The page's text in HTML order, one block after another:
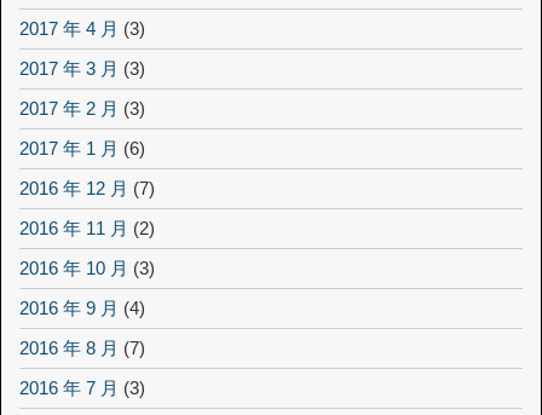
2017 年 4 月 (3)
2017 年 3 月 (3)
2017 年 2 月 (3)
2017 年 1 月 (6)
2016 年 12 月 (7)
2016 年 11 月 (2)
2016 年 10 月 (3)
2016 年 9 月 (4)
2016 年 8 月 (7)
2016 年 7 月 (3)